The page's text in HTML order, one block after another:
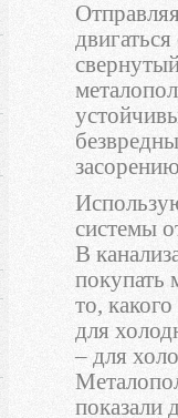
системы
В
покупать
то,
для
– для
показали